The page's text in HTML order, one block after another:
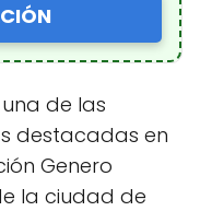
de las
destacadas en
Genero
la ciudad de